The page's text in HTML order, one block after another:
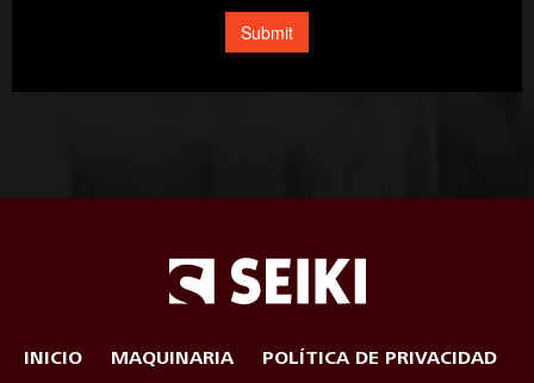
INICIO MAQUINARIA POLÍTICA DE PRIVACIDAD